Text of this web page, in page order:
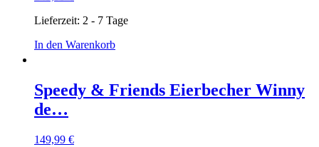
Lieferzeit: 2 - 7 Tage
In den Warenkorb
Speedy & Friends Eierbecher Winny
de…
149,99 €